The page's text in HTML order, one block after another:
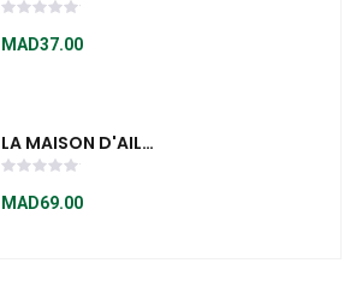
NORMAL SANS
APPLICATEUR 10U
MAD37.00
LA MAISON D'AIL
NOIR BISCUITS
COMTE AIL NOIR
MAD69.00